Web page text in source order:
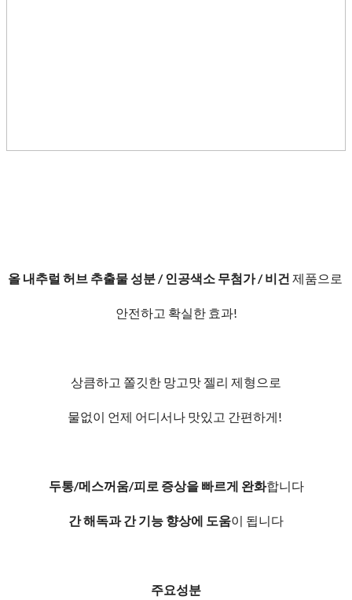
올 내추럴 허브 추출물 성분 / 인공색소 무첨가 / 비건 제품으로
안전하고 확실한 효과!
상큼하고 쫄깃한 망고맛 젤리 제형으로
물없이 언제 어디서나 맛있고 간편하게!
두통/메스꺼움/피로 증상을 빠르게 완화합니다
간 해독과 간 기능 향상에 도움이 됩니다
주요성분